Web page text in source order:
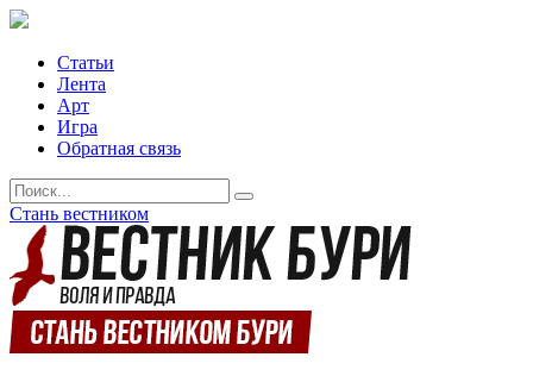
Статьи
Лента
Арт
Игра
Обратная связь
Стань вестником